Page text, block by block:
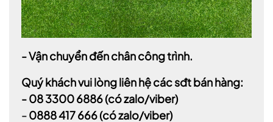
- Vận chuyển đến chân công trình.
Quý khách vui lòng liên hệ các sđt bán hàng:
-08 3300 6886(có zalo/viber)
-0888 417 666(có zalo/viber)